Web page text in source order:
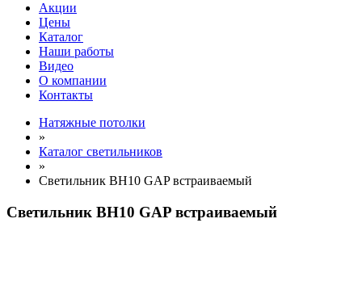
Акции
Цены
Каталог
Наши работы
Видео
О компании
Контакты
Натяжные потолки
»
Каталог светильников
»
Cветильник BH10 GAP встраиваемый
Cветильник BH10 GAP встраиваемый